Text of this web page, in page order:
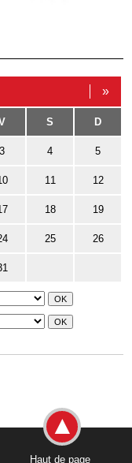
»
S D
3 4 5
11 12
18 19
25 26
Haut de page